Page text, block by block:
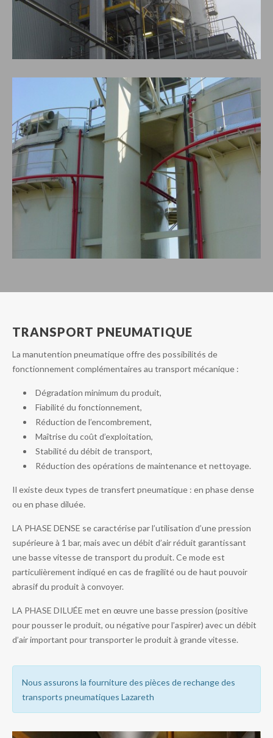
TRANSPORT PNEUMATIQUE
La manutention pneumatique offre des possibilités de
fonctionnement complémentaires au transport mécanique :
Dégradation minimum du produit,
Fiabilité du fonctionnement,
Réduction de l’encombrement,
Maîtrise du coût d’exploitation,
Stabilité du débit de transport,
Réduction des opérations de maintenance et nettoyage.
Il existe deux types de transfert pneumatique : en phase dense
ou en phase diluée.
LA PHASE DENSE se caractérise par l’utilisation d’une pression
supérieure à 1 bar, mais avec un débit d’air réduit garantissant
une basse vitesse de transport du produit. Ce mode est
particulièrement indiqué en cas de fragilité ou de haut pouvoir
abrasif du produit à convoyer.
LA PHASE DILUÉE met en œuvre une basse pression (positive
pour pousser le produit, ou négative pour l’aspirer) avec un débit
d’air important pour transporter le produit à grande vitesse.
Nous assurons la fourniture des pièces de rechange des
transports pneumatiques Lazareth